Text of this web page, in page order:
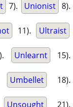
7). Unionist 8).
11). Ultraist
Unlearnt 15).
Umbellet 18).
Unsought 21).